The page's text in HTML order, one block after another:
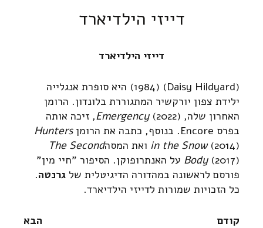
דייזי הילדיארד
דייזי הילדיארד
(Daisy Hildyard) (1984) היא סופרת אנגלייה
ילידת צפון יורקשיר המתגוררת בלונדון. הרומן
האחרון שלה,
Emergency(2022), זיכה אותה
בפרס Encore. בנוסף, כתבה את הרומן
Hunters
in the Snow(2014) ואת המסה
The Second
Body (2017) על האנתרופוקן. הסיפור "חיי מין"
פורסם לראשונה במהדורה הדיגיטלית שלגרנטה.
כל הזכויות שמורות לדייזי הילדיארד.
קודם הבא